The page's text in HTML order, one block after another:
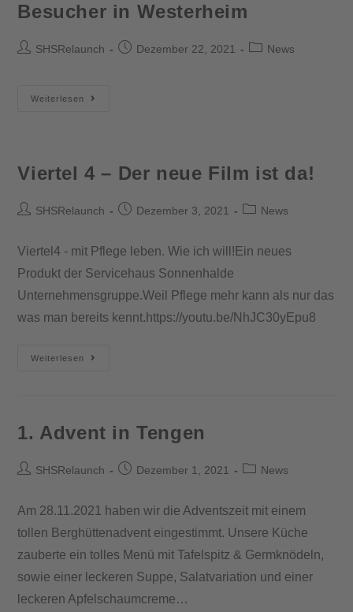
Besucher in Westerheim
SHSRelaunch Dezember 22, 2021 News
Weiterlesen
Viertel 4 – Der neue Film ist da!
SHSRelaunch Dezember 3, 2021 News
Viertel4 - mit Pflege leben. Wie ich will!Ein neues
Produkt der Servicehaus Sonnenhalde
Unternehmensgruppe.Weil Pflege mehr kann als nur das
was man bereits kennt.https://youtu.be/NhJC30yEpu8
Weiterlesen
1. Advent in Tengen
SHSRelaunch Dezember 1, 2021 News
Am 28.11.2021 haben wir die Adventszeit mit einem
tollen Berghüttenadvent eingestimmt. Unsere Küche
zauberte ein tolles Menü mit Tafelspitz & Germknödeln,
sowie einer leckeren Suppe, Salatvariation und einer
leckeren Apfelschaumcreme…